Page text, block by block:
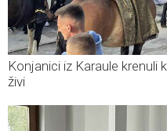
Konjanici iz Karaule krenuli
živi